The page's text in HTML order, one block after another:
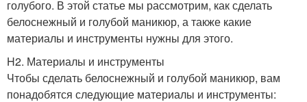
голубого. В этой статье мы рассмотрим, как сделать
белоснежный и голубой маникюр, а также какие
материалы и инструменты нужны для этого.
H2. Материалы и инструменты
Чтобы сделать белоснежный и голубой маникюр, вам
понадобятся следующие материалы и инструменты: